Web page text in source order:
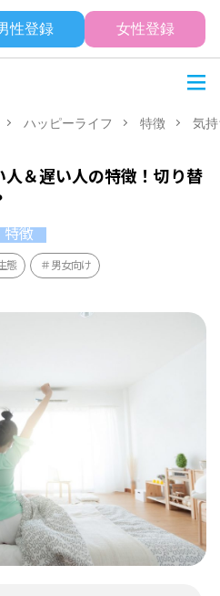
性登録 女性登録
ハッピーライフ 特徴 気
＆遅い人の特徴！切り替
特徴
態 男女向け